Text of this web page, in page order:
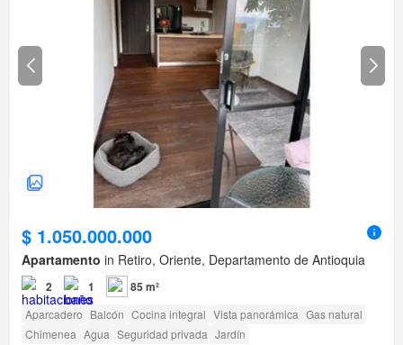
$ 1.050.000.000
Apartamento in Retiro, Oriente, Departamento de Antioquia
2 1 85 m²
Aparcadero Balcón Cocina integral Vista panorámica Gas natural
Chimenea Agua Seguridad privada Jardín